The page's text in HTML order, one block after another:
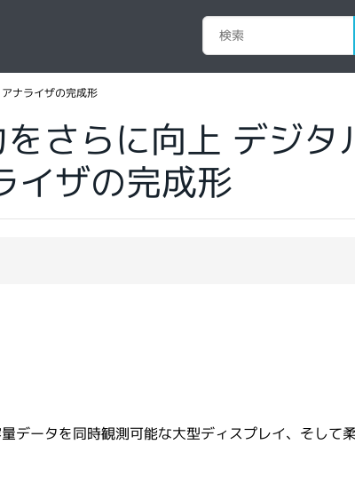
ナライザの完成形
さらに向上 デジタ
イザの完成形
データを同時観測可能な大型ディスプレイ、そして